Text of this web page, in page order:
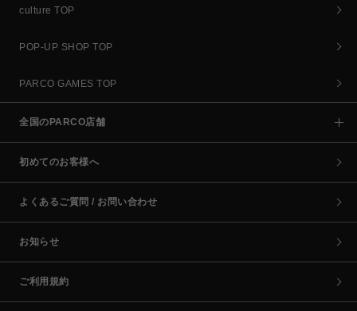
culture TOP
POP-UP SHOP TOP
PARCO GAMES TOP
全国のPARCO店舗
初めてのお客様へ
よくあるご質問 / お問い合わせ
お知らせ
ご利用規約